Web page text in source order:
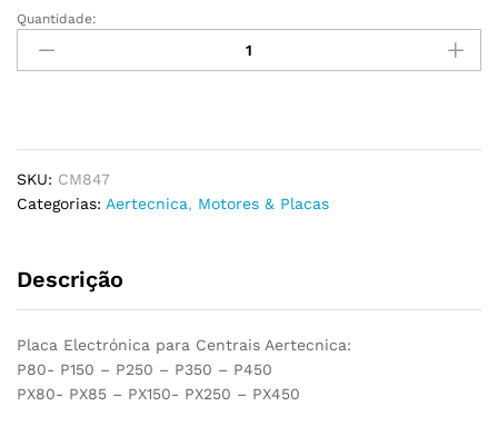
Placa
AERTECNICA
PERFETTO
quantidade
Quantidade:
SKU: CM847
Categorias: Aertecnica, Motores & Placas
Descrição
Placa Electrónica para Centrais Aertecnica:
P80- P150 – P250 – P350 – P450
PX80- PX85 – PX150- PX250 – PX450